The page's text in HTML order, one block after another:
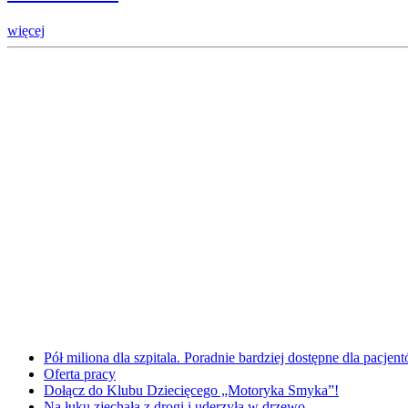
więcej
Pół miliona dla szpitala. Poradnie bardziej dostępne dla
Oferta pracy
Dołącz do Klubu Dziecięcego „Motoryka Smyka”!